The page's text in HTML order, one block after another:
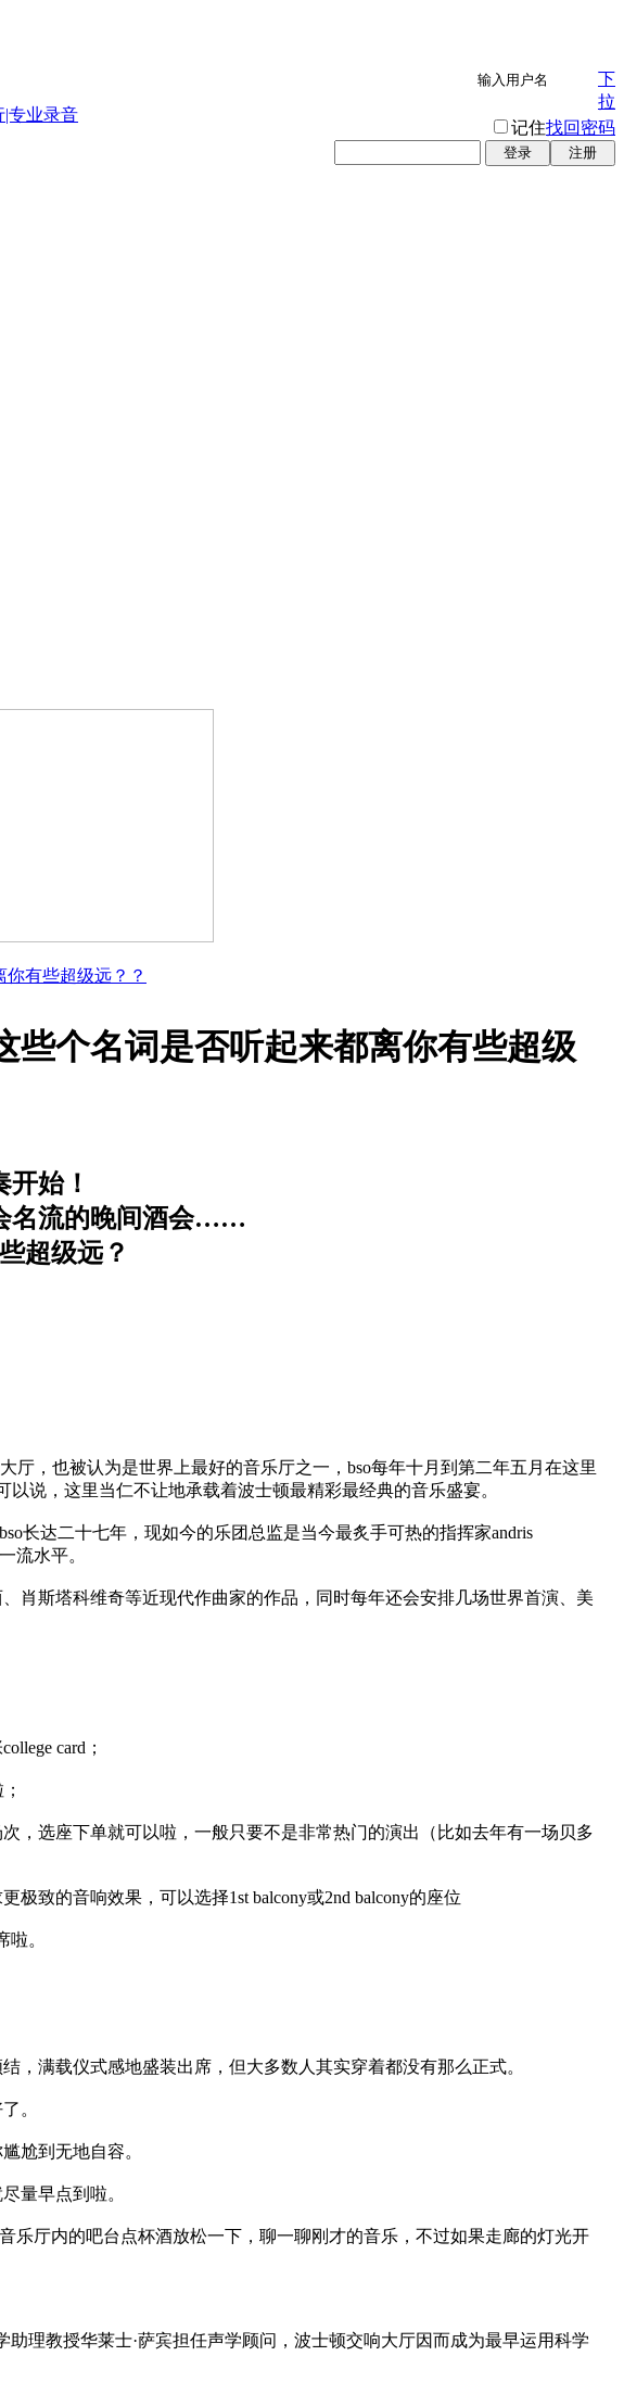
下
拉
记住找回密码
登录 注册
有些超级远？？
些个名词是否听起来都离你有些超级
始！
名流的晚间酒会……
超级远？
厅，也被认为是世界上最好的音乐厅之一，bso每年十月到第二年五月在这里
说，这里当仁不让地承载着波士顿最精彩最经典的音乐盛宴。
长达二十七年，现如今的乐团总监是当今最炙手可热的指挥家andris
流水平。
肖斯塔科维奇等近现代作曲家的作品，同时每年还会安排几场世界首演、美
card；
，选座下单就可以啦，一般只要不是非常热门的演出（比如去年有一场贝多
致的音响效果，可以选择1st balcony或2nd balcony的座位
。
，满载仪式感地盛装出席，但大多数人其实穿着都没有那么正式。
。
尬到无地自容。
量早点到啦。
乐厅内的吧台点杯酒放松一下，聊一聊刚才的音乐，不过如果走廊的灯光开
助理教授华莱士·萨宾担任声学顾问，波士顿交响大厅因而成为最早运用科学